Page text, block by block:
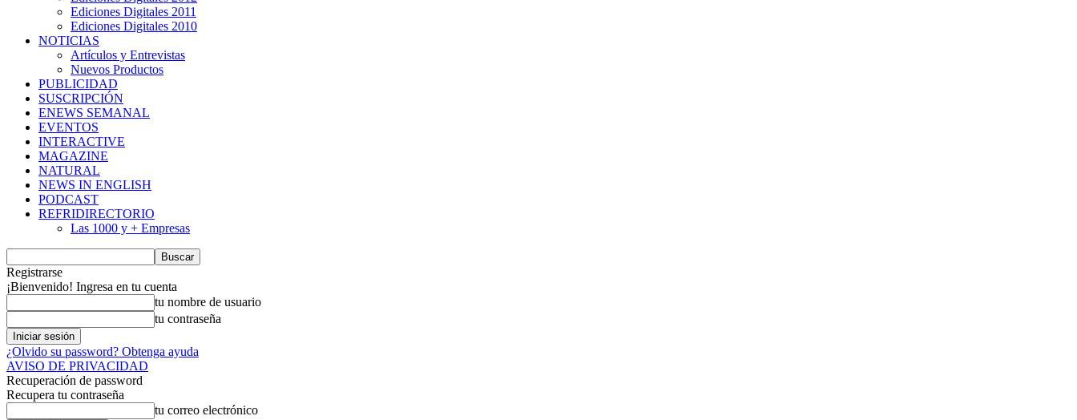
Ediciones Digitales 2011
Ediciones Digitales 2010
NOTICIAS
Artículos y Entrevistas
Nuevos Productos
PUBLICIDAD
SUSCRIPCIÓN
ENEWS SEMANAL
EVENTOS
INTERACTIVE
MAGAZINE
NATURAL
NEWS IN ENGLISH
PODCAST
REFRIDIRECTORIO
Las 1000 y + Empresas
Registrarse
¡Bienvenido! Ingresa en tu cuenta
tu nombre de usuario
tu contraseña
¿Olvido su password? Obtenga ayuda
AVISO DE PRIVACIDAD
Recuperación de password
Recupera tu contraseña
tu correo electrónico